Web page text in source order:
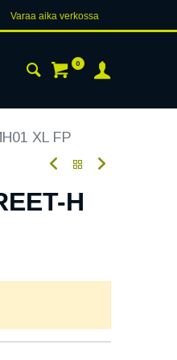
Varaa aika verk​​​​ossa
0
XL FP
H